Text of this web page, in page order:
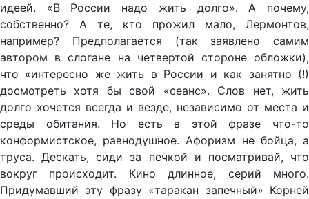
идеей. «В России надо жить долго». А почему,
собственно? А те, кто прожил мало, Лермонтов,
например? Предполагается (так заявлено самим
автором в слогане на четвертой стороне обложки),
что «интересно же жить в России и как занятно (!)
досмотреть хотя бы свой «сеанс». Слов нет, жить
долго хочется всегда и везде, независимо от места и
среды обитания. Но есть в этой фразе что-то
конформистское, равнодушное. Афоризм не бойца, а
труса. Дескать, сиди за печкой и посматривай, что
вокруг происходит. Кино длинное, серий много.
Придумавший эту фразу «таракан запечный» Корней